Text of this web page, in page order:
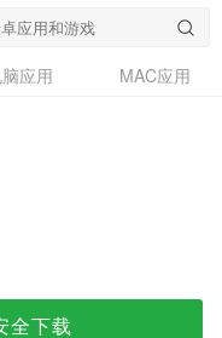
应用
MAC应用
全下载